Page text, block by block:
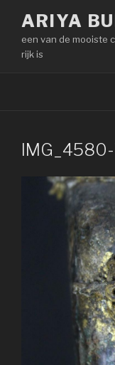
inhoud
springen
ARIYA
een van de mooiste
rijk is